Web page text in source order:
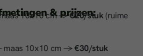
& prijzen:
10x10 cm →€20/stuk(ruime
maas 10x10 cm →€30/stuk